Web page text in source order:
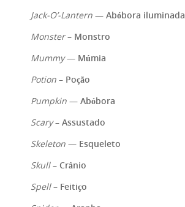
Jack-O’-Lantern — Abóbora iluminada
Monster– Monstro
Mummy— Múmia
Potion – Poção
Pumpkin — Abóbora
Scary– Assustado
Skeleton — Esqueleto
Skull– Crânio
Spell– Feitiço